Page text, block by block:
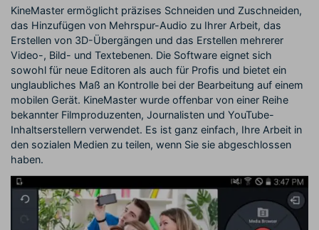
KineMaster ermöglicht präzises Schneiden und Zuschneiden,
das Hinzufügen von Mehrspur-Audio zu Ihrer Arbeit, das
Erstellen von 3D-Übergängen und das Erstellen mehrerer
Video-, Bild- und Textebenen. Die Software eignet sich
sowohl für neue Editoren als auch für Profis und bietet ein
unglaubliches Maß an Kontrolle bei der Bearbeitung auf einem
mobilen Gerät. KineMaster wurde offenbar von einer Reihe
bekannter Filmproduzenten, Journalisten und YouTube-
Inhaltserstellern verwendet. Es ist ganz einfach, Ihre Arbeit in
den sozialen Medien zu teilen, wenn Sie sie abgeschlossen
haben.